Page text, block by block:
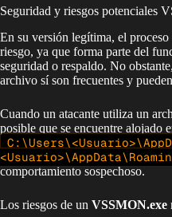
Seguridad y riesgos potenciales
En su versión legítima, el proceso
riesgo, ya que forma parte del
seguridad o respaldo. No
archivo sí son frecuentes y
Cuando un atacante utiliza un
posible que se encuentre alojado
comportamiento sospechoso.
Los riesgos de un VSSMON.exe